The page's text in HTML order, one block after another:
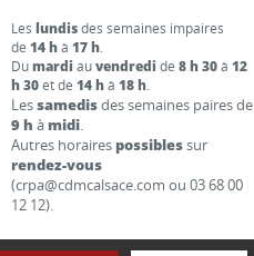
Leslundisdes semaines impaires
de14 hà17 h.
Dumardi auvendredi de8 h 30à12
h 30et de14 hà18 h.
Lessamedisdes semaines paires de
9 h à midi.
Autres horaires possiblessur
rendez-vous
(crpa@cdmcalsace.com ou 03 68 00
12 12).